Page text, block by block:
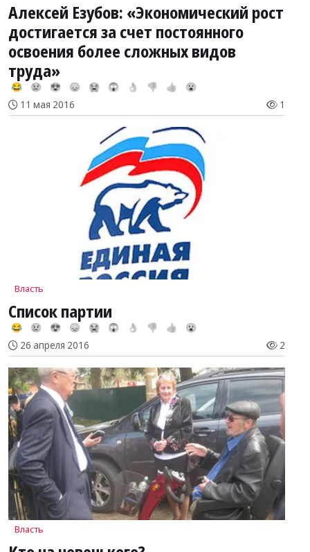
Алексей Езубов: «Экономический рост
достигается за счет постоянного
освоения более сложных видов
труда»
😂 😢 😍 😞 😭 😱 👌 👎 👍 😮
11 мая 2016 1
Власть
Список партии
😂 😢 😍 😞 😭 😱 👌 👎 👍 😮
26 апреля 2016 2
Власть